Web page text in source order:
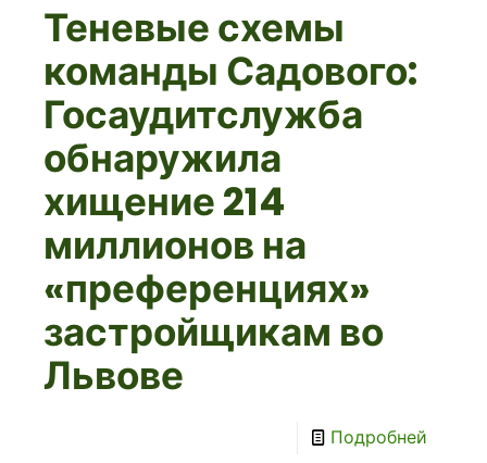
Теневые схемы
команды Садового:
Госаудитслужба
обнаружила
хищение 214
миллионов на
«преференциях»
застройщикам во
Львове
Подробней